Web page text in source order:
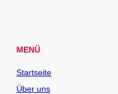
MENÜ
Startseite
Über uns